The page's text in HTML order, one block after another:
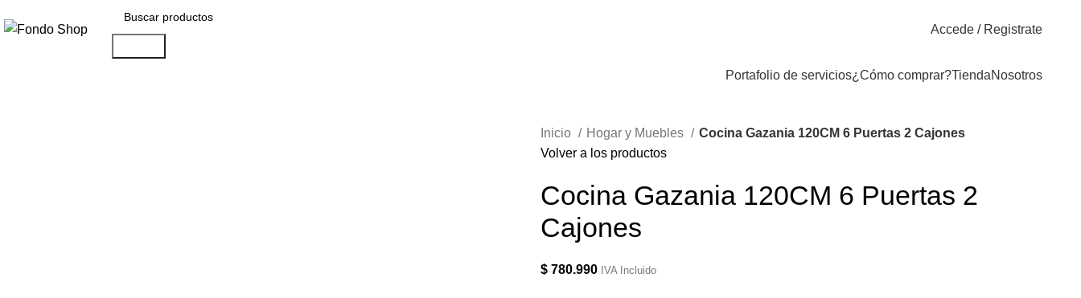
Accede / Registrate
Portafolio de servicios¿Cómo comprar?TiendaNosotros
Inicio Hogar y Muebles
Cocina Gazania 120CM 6 Puertas 2 Cajones
Volver a los productos
Cocina Gazania 120CM 6 Puertas 2
Cajones
$ 780.990 IVA Incluido